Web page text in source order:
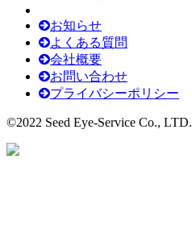
お知らせ
よくある質問
会社概要
お問い合わせ
プライバシーポリシー
©2022 Seed Eye-Service Co., LTD.